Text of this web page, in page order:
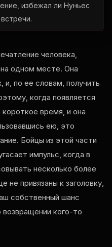
избежал ли Нуньес
человека,
одном месте. Она
и, по ее словам, получить
когда появляется
время, и она
ею, это
Бойцы из этой части
импульс, когда в
несколько более
не привязаны к заголовку,
собственный шанс
возвращении кого-то